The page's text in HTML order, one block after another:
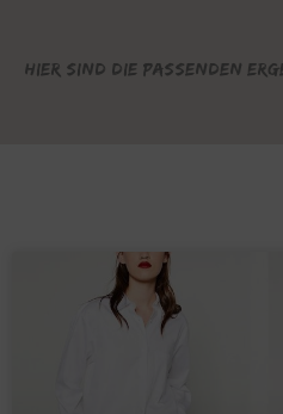
Hier sind die passenden